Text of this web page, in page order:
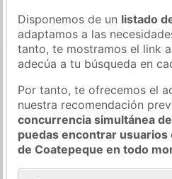
Disponemos de un listado
adaptamos a las
tanto, te mostramos el link
adecúa a tu búsqueda en
Por tanto, te ofrecemos el
nuestra recomendación
concurrencia simultánea
puedas encontrar
de Coatepeque en todo